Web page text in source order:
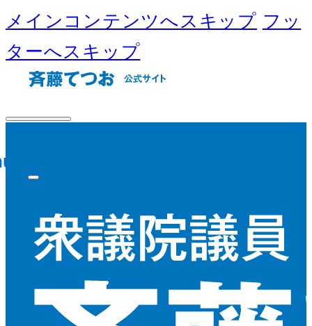
メインコンテンツへスキップ フッ
ターへスキップ